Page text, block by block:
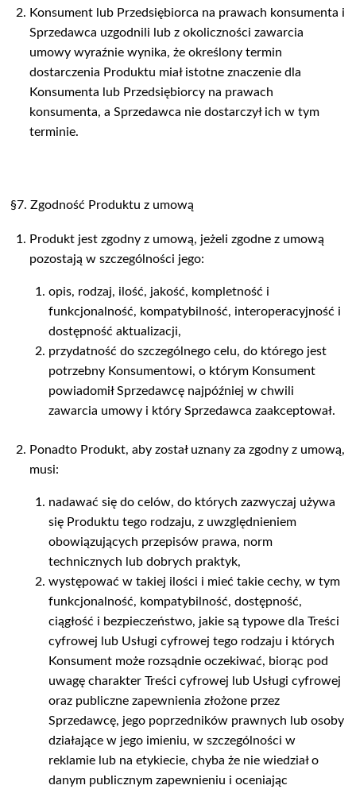
Konsument lub Przedsiębiorca na prawach konsumenta i
Sprzedawca uzgodnili lub z okoliczności zawarcia
umowy wyraźnie wynika, że określony termin
dostarczenia Produktu miał istotne znaczenie dla
Konsumenta lub Przedsiębiorcy na prawach
konsumenta, a Sprzedawca nie dostarczył ich w tym
terminie.
§7. Zgodność Produktu z umową
Produkt jest zgodny z umową, jeżeli zgodne z umową
pozostają w szczególności jego:
opis, rodzaj, ilość, jakość, kompletność i
funkcjonalność, kompatybilność, interoperacyjność i
dostępność aktualizacji,
przydatność do szczególnego celu, do którego jest
potrzebny Konsumentowi, o którym Konsument
powiadomił Sprzedawcę najpóźniej w chwili
zawarcia umowy i który Sprzedawca zaakceptował.
Ponadto Produkt, aby został uznany za zgodny z umową,
musi:
nadawać się do celów, do których zazwyczaj używa
się Produktu tego rodzaju, z uwzględnieniem
obowiązujących przepisów prawa, norm
technicznych lub dobrych praktyk,
występować w takiej ilości i mieć takie cechy, w tym
funkcjonalność, kompatybilność, dostępność,
ciągłość i bezpieczeństwo, jakie są typowe dla Treści
cyfrowej lub Usługi cyfrowej tego rodzaju i których
Konsument może rozsądnie oczekiwać, biorąc pod
uwagę charakter Treści cyfrowej lub Usługi cyfrowej
oraz publiczne zapewnienia złożone przez
Sprzedawcę, jego poprzedników prawnych lub osoby
działające w jego imieniu, w szczególności w
reklamie lub na etykiecie, chyba że nie wiedział o
danym publicznym zapewnieniu i oceniając